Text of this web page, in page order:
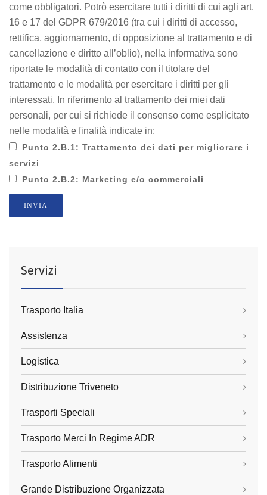
come obbligatori. Potrò esercitare tutti i diritti di cui agli art.
16 e 17 del GDPR 679/2016 (tra cui i diritti di accesso,
rettifica, aggiornamento, di opposizione al trattamento e di
cancellazione e diritto all’oblio), nella informativa sono
riportate le modalità di contatto con il titolare del
trattamento e le modalità per esercitare i diritti per gli
interessati. In riferimento al trattamento dei miei dati
personali, per cui si richiede il consenso come esplicitato
nelle modalità e finalità indicate in:
Punto 2.B.1: Trattamento dei dati per migliorare i
servizi
Punto 2.B.2: Marketing e/o commerciali
INVIA
Servizi
Trasporto Italia
Assistenza
Logistica
Distribuzione Triveneto
Trasporti Speciali
Trasporto Merci In Regime ADR
Trasporto Alimenti
Grande Distribuzione Organizzata